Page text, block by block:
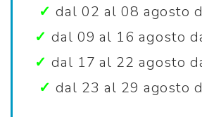
✓ dal 02 al 08 agosto
✓ dal 09 al 16 agosto
✓ dal 17 al 22 agosto
✓ dal 23 al 29 agosto